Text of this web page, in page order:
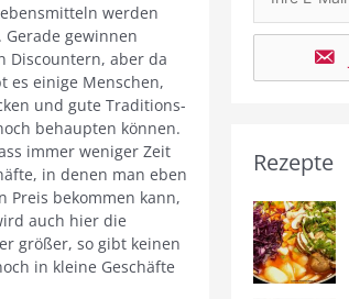
werden
gewinnen
Discountern, aber da
es einige Menschen,
und gute Traditions-
behaupten können.
immer weniger Zeit
in denen man eben
Preis bekommen kann,
auch hier die
größer, so gibt keinen
in kleine Geschäfte
Rezepte